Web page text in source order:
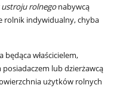
ustroju rolnegonabywcą
rolnik indywidualny, chyba
właścicielem,
lub dzierżawcą
użytków rolnych